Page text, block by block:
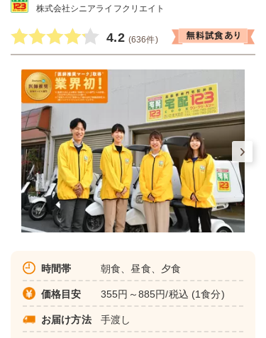
株式会社シニアライフクリエイト
4.2 (636件)
時間帯 朝食、昼食、夕食
価格目安 355円～885円/税込 (1食分)
お届け方法 手渡し